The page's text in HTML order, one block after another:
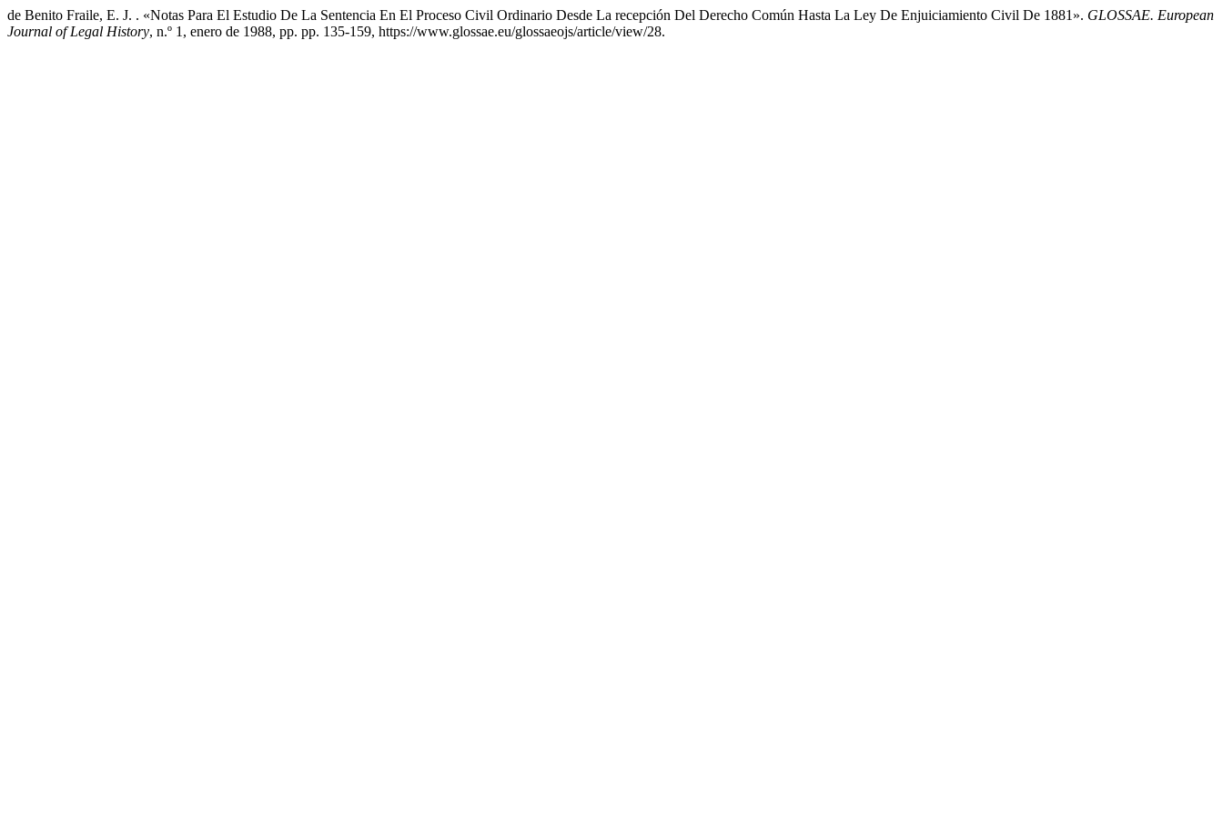
de Benito Fraile, E. J. . «Notas Para El Estudio De La Sentencia En El Proceso Civil Ordinario Desde La recepción Del Derecho Común Hasta La Ley De Enjuiciamiento Civil De 1881». GLOSSAE. European
Journal of Legal History, n.º 1, enero de 1988, pp. pp. 135-159, https://www.glossae.eu/glossaeojs/article/view/28.